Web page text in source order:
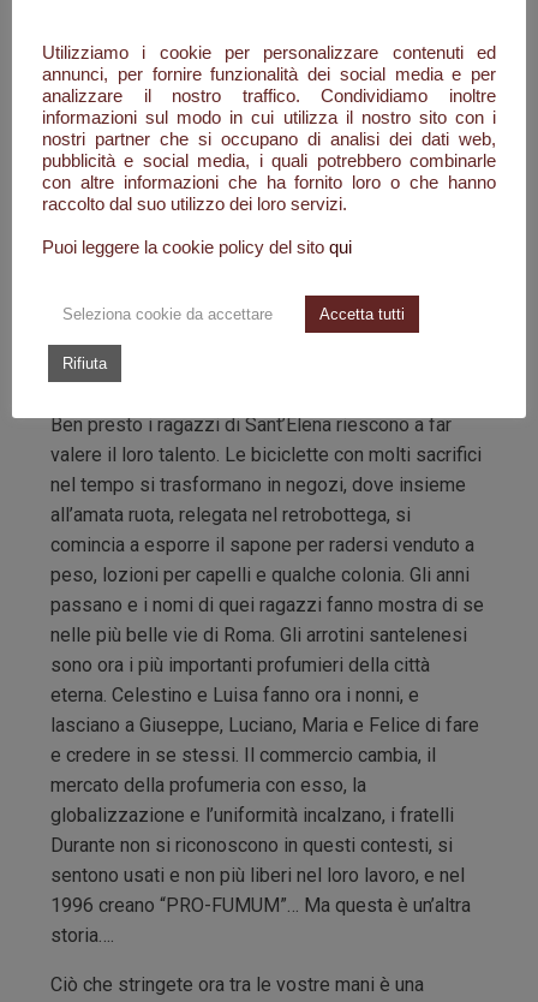
economiche e di vita per la maggioranza della
comunità santelenese: ma molti di quei ragazzi
avevano una grande maestria sotto le loro mani, le
forbici, i coltelli e qualsiasi strumento da taglio e di
lama tornavano come nuovi. Celestino raccoglie le
poche cose che ha e con Luisa, divenuta sua
partono in tanti. Ognuno per la propria strada e i
attrezzata alla bisogna, qualcuno più fortunato con
una lambretta, inizia a girare per lungo e per largo la
città.
Ben presto i ragazzi di Sant’Elena riescono a far
valere il loro talento. Le biciclette con molti sacrifici
nel tempo si trasformano in negozi, dove insieme
all’amata ruota, relegata nel retrobottega, si
comincia a esporre il sapone per radersi venduto a
peso, lozioni per capelli e qualche colonia. Gli anni
passano e i nomi di quei ragazzi fanno mostra di se
nelle più belle vie di Roma. Gli arrotini santelenesi
sono ora i più importanti profumieri della città
eterna. Celestino e Luisa fanno ora i nonni, e
lasciano a Giuseppe, Luciano, Maria e Felice di fare
e credere in se stessi. Il commercio cambia, il
mercato della profumeria con esso, la
globalizzazione e l’uniformità incalzano, i fratelli
Durante non si riconoscono in questi contesti, si
sentono usati e non più liberi nel loro lavoro, e nel
1996 creano “PRO-FUMUM”… Ma questa è un’altra
storia….
Ciò che stringete ora tra le vostre mani è una
Utilizziamo i cookie per personalizzare contenuti ed
annunci, per fornire funzionalità dei social media e per
analizzare il nostro traffico. Condividiamo inoltre
informazioni sul modo in cui utilizza il nostro sito con i
nostri partner che si occupano di analisi dei dati web,
pubblicità e social media, i quali potrebbero combinarle
con altre informazioni che ha fornito loro o che hanno
raccolto dal suo utilizzo dei loro servizi.
Puoi leggere la cookie policy del sito qui
Seleziona cookie da accettare Accetta tutti
Rifiuta